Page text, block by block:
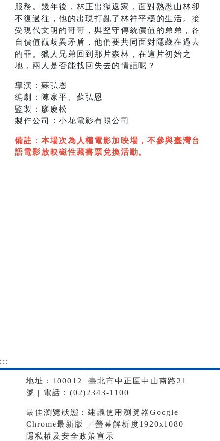
服務。幾年後，林正出獄返家，面對熟悉山林卻
不復過往，他的出現打亂了林祥平穩的生活。接
受現代文明的哥哥，與堅守傳統價值的弟弟，各
自價值觀歧異矛盾，他們要共同面對隱藏在過去
的罪。獵人兄弟回到那片森林，在這片初始之
地，兩人是否能找回失去的情誼呢？
導演：蘇弘恩
編劇：陳家平、蘇弘恩
監製：廖慶松
製作公司：小花電影有限公司
備註：本場次為人權電影加映場，不參與臺灣台
語電影放映磁性藏書票兌換活動。
:::
地址：100012- 臺北市中正區中山南路21
號 | 電話：(02)2343-1100
最佳瀏覽狀態：建議使用瀏覽器Google
Chrome最新版 ╱螢幕解析度1920x1080
隱私權及安全政策宣示